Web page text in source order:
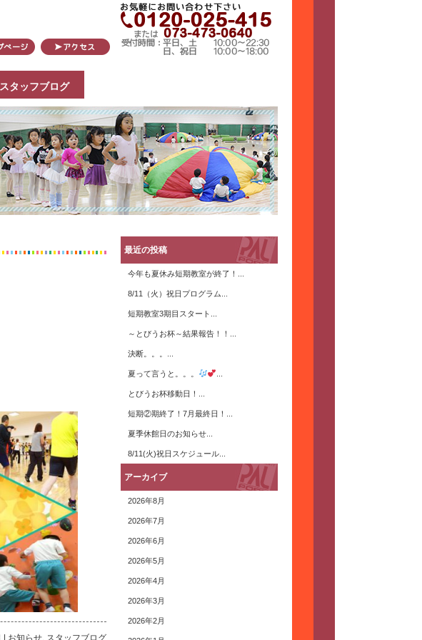
スタッフブログ
お知らせ, スタッフブログ
最近の投稿
今年も夏休み短期教室が終了！...
8/11（火）祝日プログラム...
短期教室3期目スタート...
～とびうお杯～結果報告！！...
決断。。。...
夏って言うと。。。
とびうお杯移動日！...
短期②期終了！7月最終日！...
夏季休館日のお知らせ...
8/11(火)祝日スケジュール...
アーカイブ
2026年8月
2026年7月
2026年6月
2026年5月
2026年4月
2026年3月
2026年2月